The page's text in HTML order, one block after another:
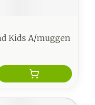
Kids A/muggen